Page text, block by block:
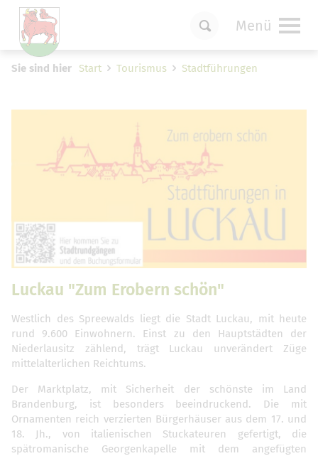
Menü
Sie sind hier Start Tourismus Stadtführungen
Luckau "Zum Erobern schön"
Westlich des Spreewalds liegt die Stadt Luckau, mit heute
rund 9.600 Einwohnern. Einst zu den Hauptstädten der
Niederlausitz zählend, trägt Luckau unverändert Züge
mittelalterlichen Reichtums.
Der Marktplatz, mit Sicherheit der schönste im Land
Brandenburg, ist besonders beeindruckend. Die mit
Ornamenten reich verzierten Bürgerhäuser aus dem 17. und
18. Jh., von italienischen Stuckateuren gefertigt, die
spätromanische Georgenkapelle mit dem angefügten
vornehmen zu können wird die Berechtigung
Cookie-Einstellungen